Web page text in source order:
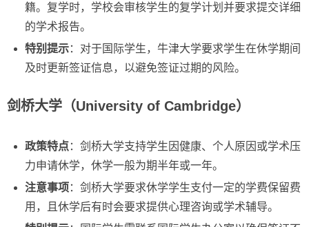
籍。复学时，学校会审核学生的复学计划并要求提交详细
的学术报告。
特别提示：对于国际学生，牛津大学要求学生在休学期间
及时更新签证信息，以避免签证过期的风险。
剑桥大学（University of Cambridge）
政策特点：剑桥大学支持学生因健康、个人原因或学术压
力申请休学，休学一般为期半年或一年。
注意事项 ：剑桥大学要求休学学生支付一定的学费保留费
用，且休学后有时会要求提供心理咨询或学术辅导。